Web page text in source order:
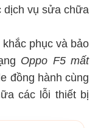
dịch vụ sửa chữa
phục và bảo
Oppo F5 mất
đồng hành cùng
các lỗi thiết bị